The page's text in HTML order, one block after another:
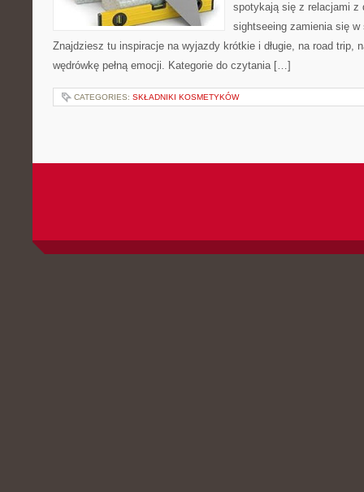
spotykają się z relacjami z
sightseeing zamienia się w
Znajdziesz tu inspiracje na wyjazdy krótkie i długie, na road trip,
wędrówkę pełną emocji. Kategorie do czytania […]
CATEGORIES: SKŁADNIKI KOSMETYKÓW